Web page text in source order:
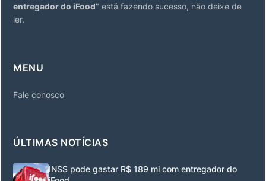
entregador do iFood" está fazendo sucesso, não deixe de
ler.
MENU
Fale conosco
ÚLTIMAS NOTÍCIAS
INSS pode gastar R$ 189 mi com entregador do